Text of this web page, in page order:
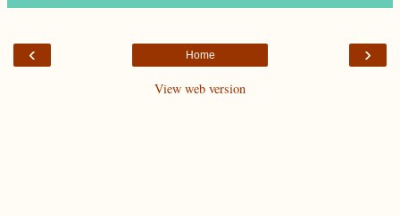
‹ ›
Home
View web version